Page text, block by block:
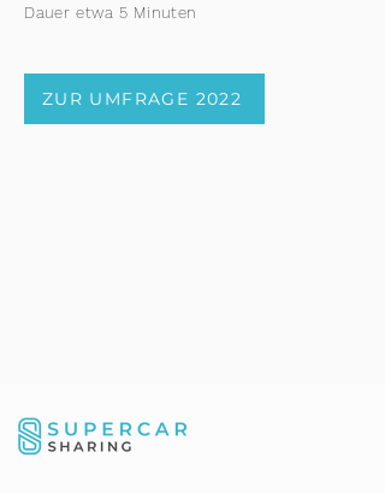
Dauer etwa 5 Minuten
ZUR UMFRAGE 2022